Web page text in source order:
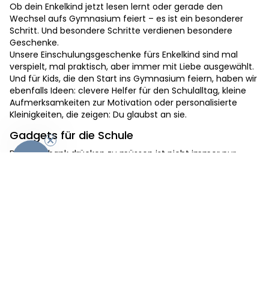
Ob dein Enkelkind jetzt lesen lernt oder gerade den
Wechsel aufs Gymnasium feiert – es ist ein besonderer
Schritt. Und besondere Schritte verdienen besondere
Geschenke.
Unsere Einschulungsgeschenke fürs Enkelkind sind mal
verspielt, mal praktisch, aber immer mit Liebe ausgewählt.
Und für Kids, die den Start ins Gymnasium feiern, haben wir
ebenfalls Ideen: clevere Helfer für den Schulalltag, kleine
Aufmerksamkeiten zur Motivation oder personalisierte
Kleinigkeiten, die zeigen: Du glaubst an sie.
Gadgets für die Schule
Die Schulbank drücken zu müssen ist nicht immer nur